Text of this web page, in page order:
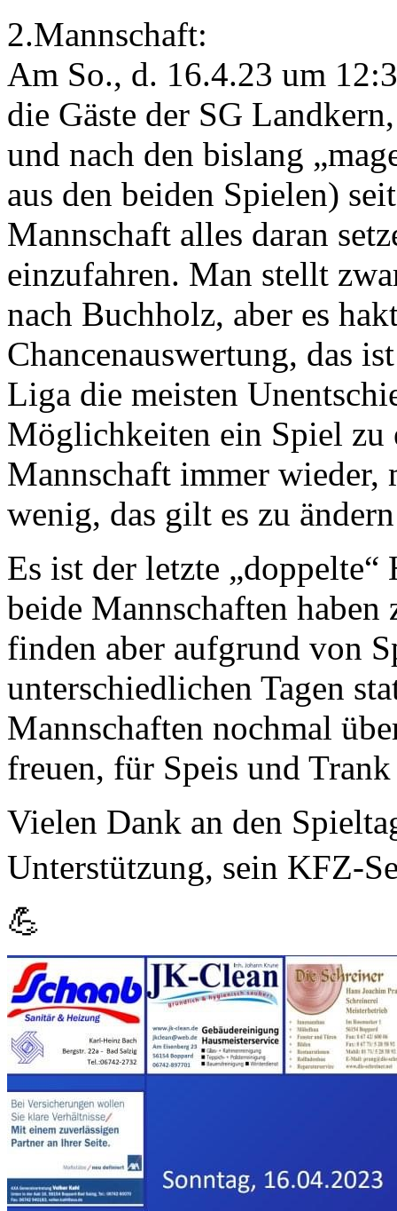
2.Mannschaft:
Am So., d. 16.4.23 um
die Gäste der SG
und nach den bislang
aus den beiden Spielen)
Mannschaft alles daran
einzufahren. Man stellt
nach Buchholz, aber es
Chancenauswertung, das
Liga die meisten
Möglichkeiten ein Spiel zu
Mannschaft immer wieder,
wenig, das gilt es zu
Es ist der letzte
beide Mannschaften
finden aber aufgrund von
unterschiedlichen Tagen
Mannschaften nochmal
freuen, für Speis und
Vielen Dank an den
Unterstützung, sein KFZ-
💪